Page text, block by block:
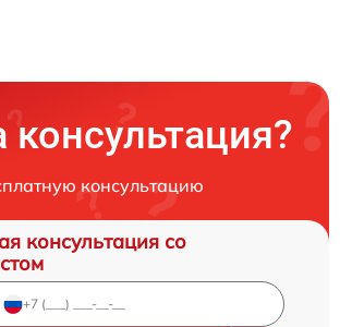
консультацию
консультация со